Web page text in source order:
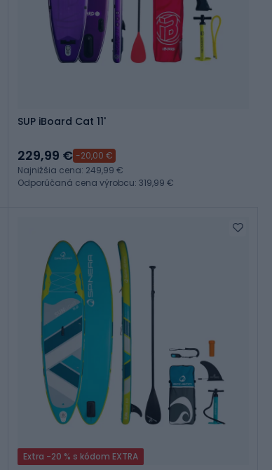
SUP iBoard Cat 11'
229,99 € -20,00 €
Najnižšia cena: 249,99 €
Odporúčaná cena výrobcu: 319,99 €
Extra -20 % s kódom EXTRA